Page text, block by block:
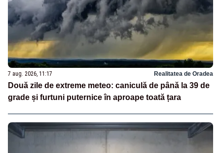
7 aug. 2026, 11:17 Realitatea de Oradea
Două zile de extreme meteo: caniculă de până la 39 de
grade și furtuni puternice în aproape toată țara